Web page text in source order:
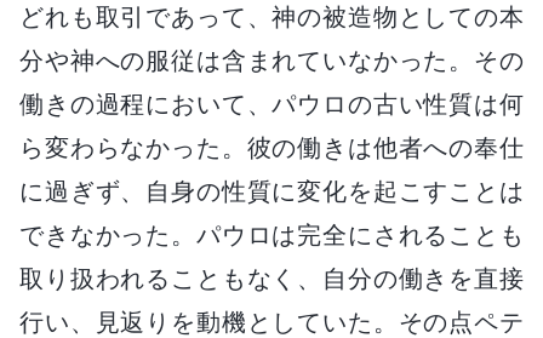
どれも取引であって、神の被造物としての本
分や神への服従は含まれていなかった。その
働きの過程において、パウロの古い性質は何
ら変わらなかった。彼の働きは他者への奉仕
に過ぎず、自身の性質に変化を起こすことは
できなかった。パウロは完全にされることも
取り扱われることもなく、自分の働きを直接
行い、見返りを動機としていた。その点ペテ